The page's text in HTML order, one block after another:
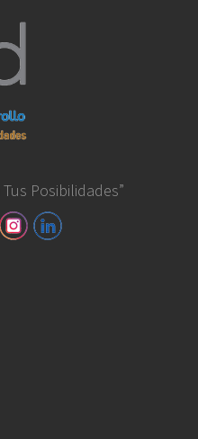
Posibilidades”